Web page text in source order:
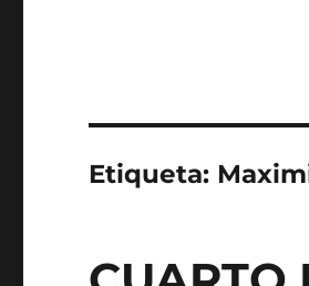
Etiqueta: